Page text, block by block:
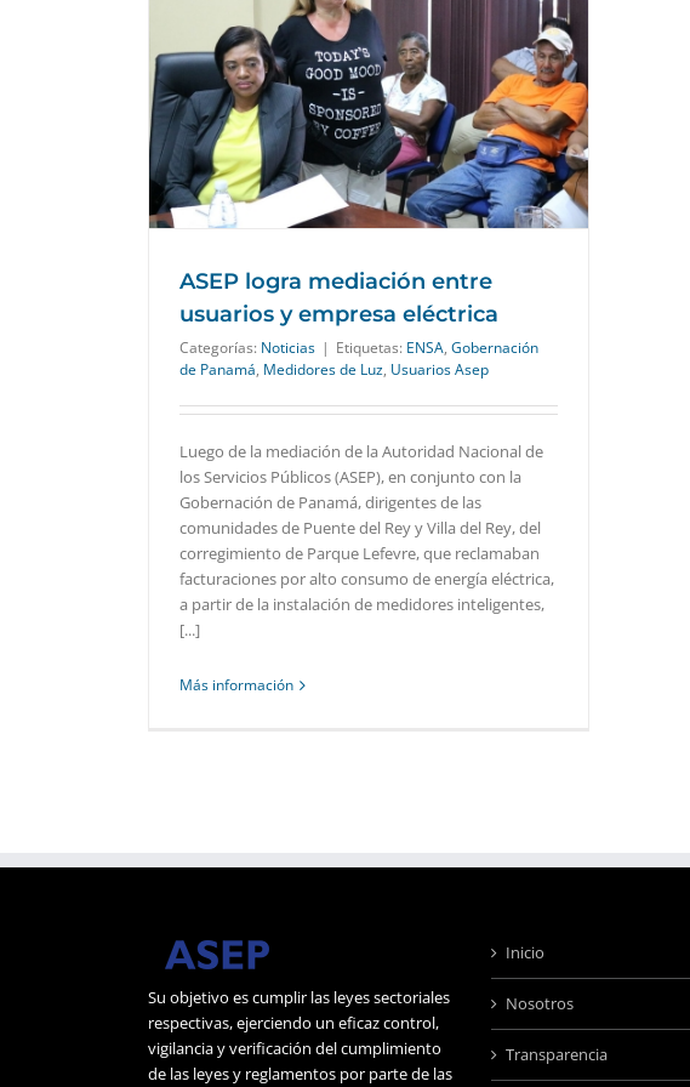
ASEP logra mediación entre
usuarios y empresa eléctrica
Categorías: Noticias | Etiquetas: ENSA, Gobernación
de Panamá, Medidores de Luz, Usuarios Asep
Luego de la mediación de la Autoridad Nacional de
los Servicios Públicos (ASEP), en conjunto con la
Gobernación de Panamá, dirigentes de las
comunidades de Puente del Rey y Villa del Rey, del
corregimiento de Parque Lefevre, que reclamaban
facturaciones por alto consumo de energía eléctrica,
a partir de la instalación de medidores inteligentes,
[...]
Más información
Su objetivo es cumplir las leyes sectoriales
respectivas, ejerciendo un eficaz control,
vigilancia y verificación del cumplimiento
de las leyes y reglamentos por parte de las
Inicio
Nosotros
Transparencia